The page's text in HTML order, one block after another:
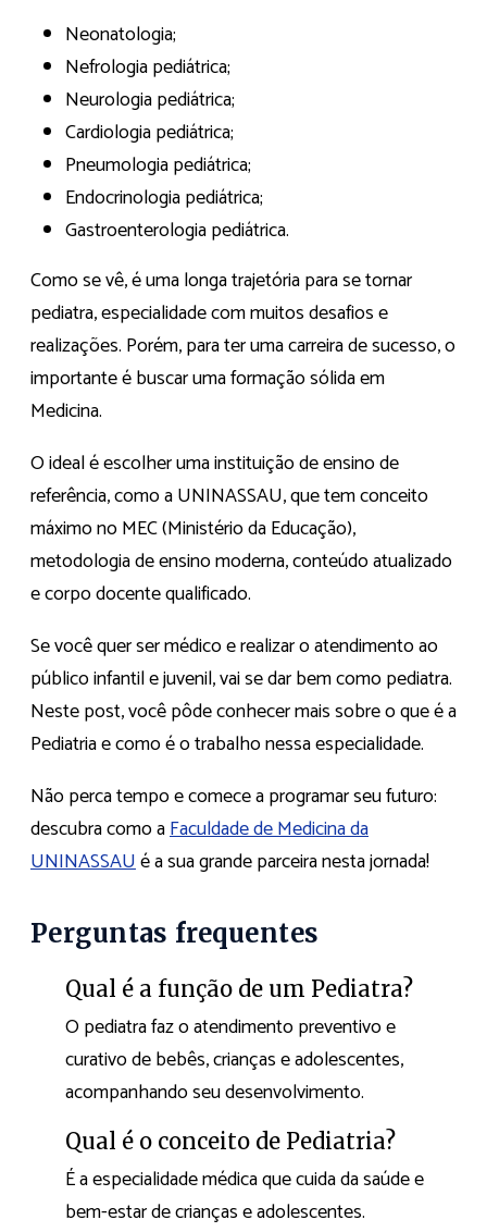
Neonatologia;
Nefrologia pediátrica;
Neurologia pediátrica;
Cardiologia pediátrica;
Pneumologia pediátrica;
Endocrinologia pediátrica;
Gastroenterologia pediátrica.
Como se vê, é uma longa trajetória para se tornar
pediatra, especialidade com muitos desafios e
realizações. Porém, para ter uma carreira de sucesso, o
importante é buscar uma formação sólida em
Medicina.
O ideal é escolher uma instituição de ensino de
referência, como a UNINASSAU, que tem conceito
máximo no MEC (Ministério da Educação),
metodologia de ensino moderna, conteúdo atualizado
e corpo docente qualificado.
Se você quer ser médico e realizar o atendimento ao
público infantil e juvenil, vai se dar bem como pediatra.
Neste post, você pôde conhecer mais sobre o que é a
Pediatria e como é o trabalho nessa especialidade.
Não perca tempo e comece a programar seu futuro:
descubra como aFaculdade de Medicina da
UNINASSAUé a sua grande parceira nesta jornada!
Perguntas frequentes
Qual é a função de um Pediatra?
O pediatra faz o atendimento preventivo e
curativo de bebês, crianças e adolescentes,
acompanhando seu desenvolvimento.
Qual é o conceito de Pediatria?
É a especialidade médica que cuida da saúde e
bem-estar de crianças e adolescentes.